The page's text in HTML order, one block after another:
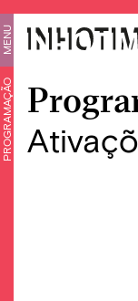
MENU
PROGRAMAÇÃO